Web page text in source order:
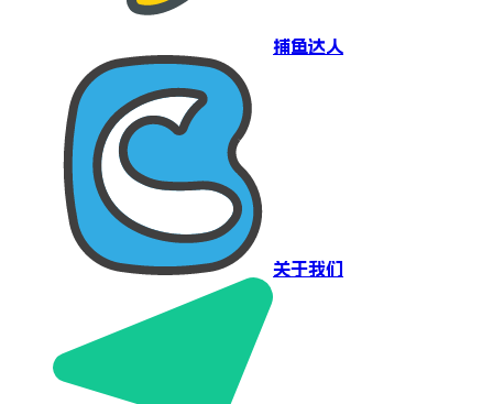
捕鱼达人
关于我们